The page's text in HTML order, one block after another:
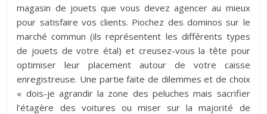
magasin de jouets que vous devez agencer au mieux
pour satisfaire vos clients. Piochez des dominos sur le
marché commun (ils représentent les différents types
de jouets de votre étal) et creusez-vous la tête pour
optimiser leur placement autour de votre caisse
enregistreuse. Une partie faite de dilemmes et de choix
« dois-je agrandir la zone des peluches mais sacrifier
l’étagère des voitures ou miser sur la majorité de